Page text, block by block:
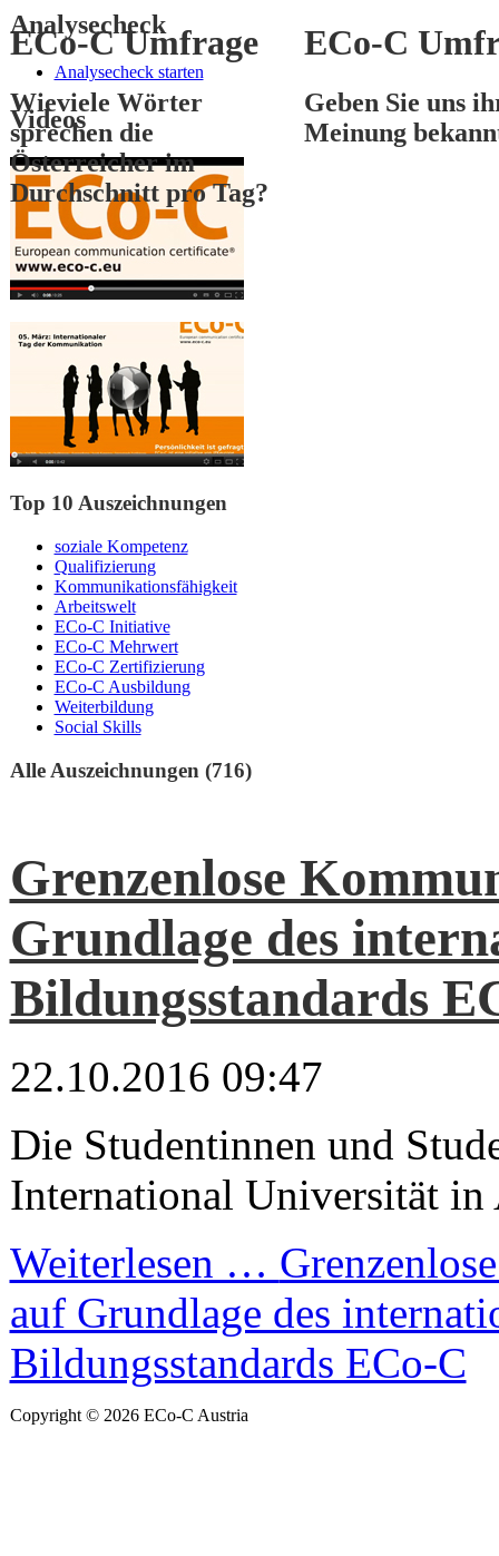
ECo-C Umfrage
Wieviele Wörter
sprechen die
Österreicher im
Durchschnitt pro Tag?
ECo-C
Geben Sie uns
Meinung
3
Analysecheck
Analysecheck starten
Videos
Top 10 Auszeichnungen
soziale Kompetenz
Qualifizierung
Kommunikationsfähigkeit
Arbeitswelt
ECo-C Initiative
ECo-C Mehrwert
ECo-C Zertifizierung
ECo-C Ausbildung
Weiterbildung
Social Skills
Alle Auszeichnungen (716)
Grenzenlose
Grundlage des
Bildungsstandards
22.10.2016 09:47
Die Studentinnen und
International Universität
Weiterlesen …
auf Grundlage des
Bildungsstandards ECo-C
Copyright © 2026 ECo-C Austria